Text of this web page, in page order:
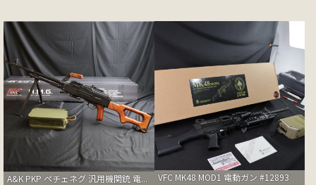
A&K PKP ペチェネグ 汎用機関銃 電...
VFC MK48 MOD1 電動ガン #12893